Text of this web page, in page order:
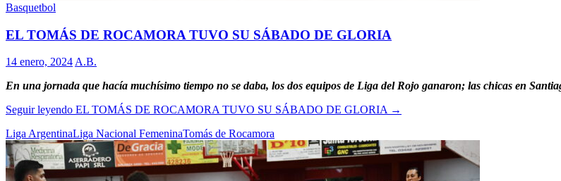
Basquetbol
EL TOMÁS DE ROCAMORA TUVO SU SÁBADO DE GLORIA
14 enero, 2024 A.B.
En una jornada que hacía muchísimo tiempo no se daba, los dos equipos de Liga del Rojo ganaron; las chicas en
Seguir leyendo EL TOMÁS DE ROCAMORA TUVO SU SÁBADO DE GLORIA →
Liga ArgentinaLiga Nacional FemeninaTomás de Rocamora